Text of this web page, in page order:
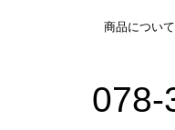
商品につい
078-